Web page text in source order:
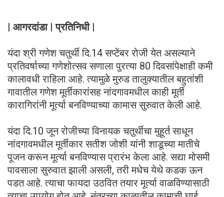
| आगरदांडा | प्रतिनिधी |
यंदा श्री गणेश चतुर्थी दि.14 सप्टेंबर रोजी येत असल्याने
प्रतिवर्षाच्या गणेशोत्सव सणाला पुरत्या 80 दिवसांपेक्षाही कमी
कालावधी राहिला आहे. त्यामुळे मुरुड तालुक्यातील बहुतांशी
गावातील गणेश मूर्तीकारांसह नांदगावमधील काही मूर्ती
कारागिरांनी मूर्त्या बनविण्याच्या कामास सुरुवात केली आहे.
यंदा दि.10 जून रोजीच्या विनायक चतुर्थीचा मुहूर्त साधून
नांदगावमधील मूर्तीकार सतीश जोशी यांनी शाडूच्या मातीचे
पूजन करून मूर्त्या बनविण्यास प्रारंभ केला आहे. सद्या मोसमी
पावसाला सुरुवात झाली असली, तरी मधेच येथे कडक ऊन
पडत आहे. त्याचा फायदा उठवित तयार मूर्त्या वाळविण्यासाठी